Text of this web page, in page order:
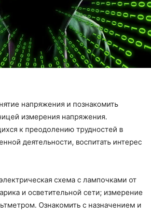
напряжения и познакомить
измерения напряжения.
к преодолению трудностей в
деятельности, воспитать интерес
схема с лампочками от
и осветительной сети; измерение
Ознакомить с назначением и